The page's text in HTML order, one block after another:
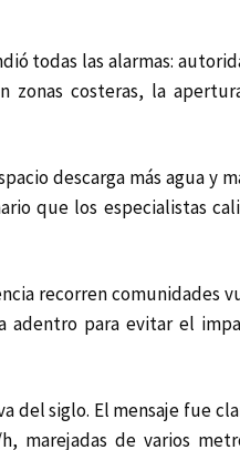
todas las alarmas:
zonas costeras, la
descarga más agua y
que los especialistas
recorren comunidades
adentro para evitar el
del siglo. El mensaje fue
marejadas de varios